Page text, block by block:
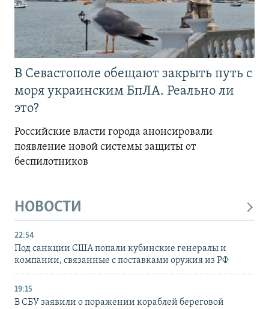
В Севастополе обещают закрыть путь с
моря украинским БпЛА. Реально ли
это?
Российские власти города анонсировали
появление новой системы защиты от
беспилотников
НОВОСТИ
22:54
Под санкции США попали кубинские генералы и
компании, связанные с поставками оружия из РФ
19:15
В СБУ заявили о поражении кораблей береговой